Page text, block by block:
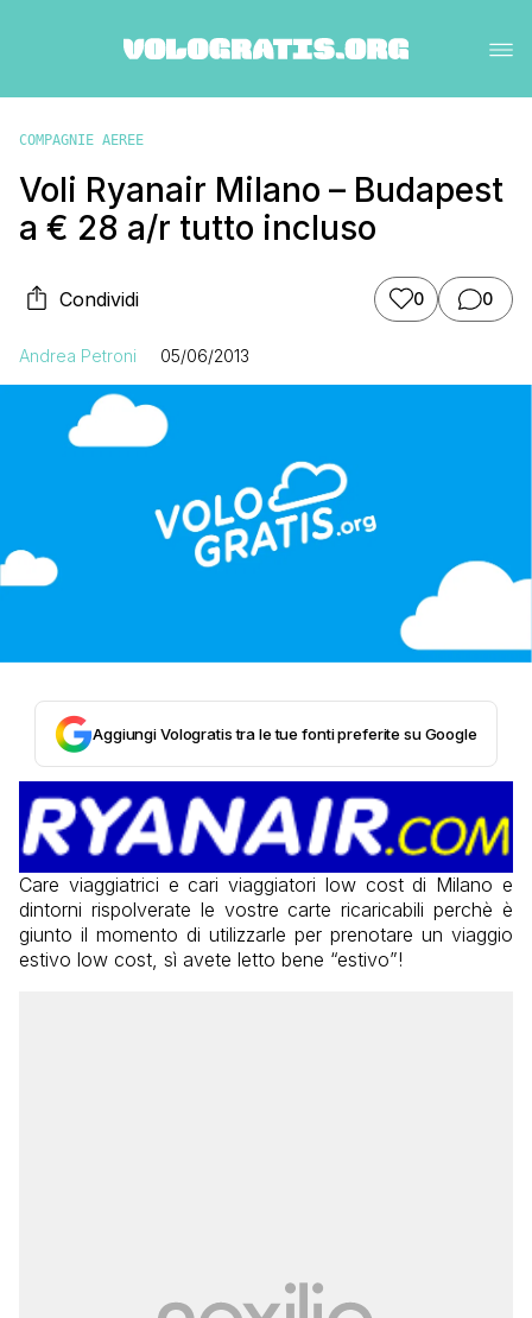
COMPAGNIE AEREE
Voli Ryanair Milano – Budapest
a € 28 a/r tutto incluso
Condividi 0 0
Andrea Petroni 05/06/2013
Aggiungi Vologratis tra le tue fonti preferite su Google
Care viaggiatrici e cari viaggiatori low cost di Milano e
dintorni rispolverate le vostre carte ricaricabili perchè è
giunto il momento di utilizzarle per prenotare un viaggio
estivo low cost, sì avete letto bene “estivo”!